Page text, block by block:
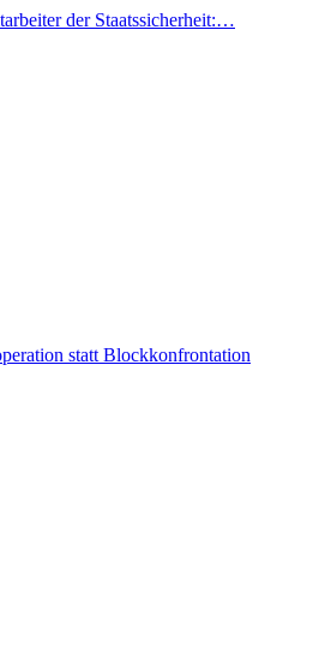
der Staatssicherheit:…
statt Blockkonfrontation